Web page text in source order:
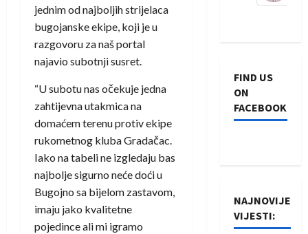
jednim od najboljih strijelaca
bugojanske ekipe, koji je u
razgovoru za naš portal
najavio subotnji susret.
“U subotu nas očekuje jedna
zahtijevna utakmica na
domaćem terenu protiv ekipe
rukometnog kluba Gradačac.
Iako na tabeli ne izgledaju bas
najbolje sigurno neće doći u
Bugojno sa bijelom zastavom,
imaju jako kvalitetne
pojedince ali mi igramo
FIND US
ON
FACEBOOK
NAJNOVIJE
VIJESTI: